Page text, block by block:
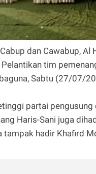
dan Cawabup,
tim
Sabtu (27/07/
partai
Haris-Sani juga
tampak hadir Khafird